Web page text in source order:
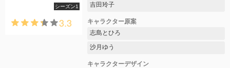
シーズン1
3.3
吉田玲子
キャラクター原案
志島とひろ
沙月ゆう
キャラクターデザイン